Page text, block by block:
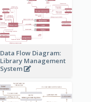
Data Flow Diagram:
Library Management
System